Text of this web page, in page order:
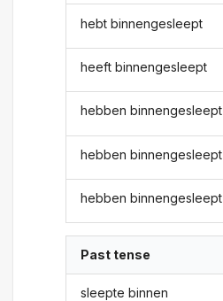
hebt binnengesleept
heeft binnengesleept
hebben binnengesleept
hebben binnengesleept
hebben binnengesleept
Past tense
sleepte binnen